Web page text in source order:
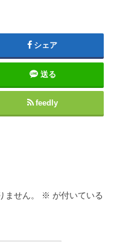
シェア
送る
feedly
ません。 ※ が付いている